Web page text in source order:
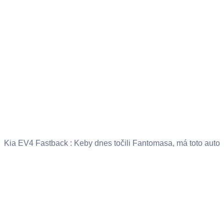
Kia EV4 Fastback : Keby dnes točili Fantomasa, má toto auto